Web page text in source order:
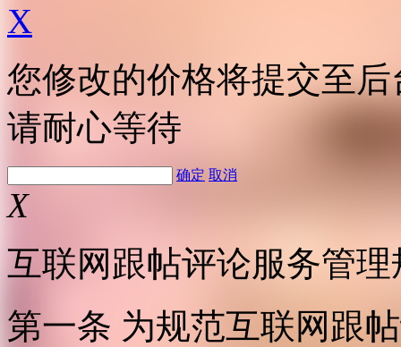
X
您修改的价格将提交至
请耐心等待
确定 取消
X
互联网跟帖评论服务管理
第一条 为规范互联网跟